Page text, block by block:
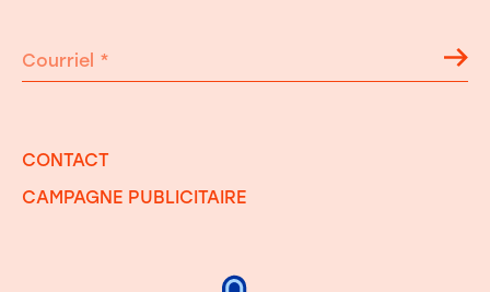
Courriel *
CONTACT
CAMPAGNE PUBLICITAIRE